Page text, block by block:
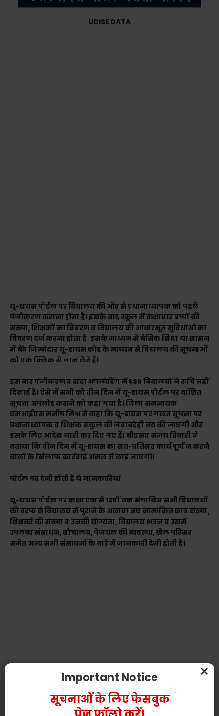
UDISE DATA
यू-डायस पोर्टल पर विद्यालय की ओर से प्रधानाध्यापक को पहले
पंजीकरण कराना होता है। इसके बाद स्कूल में कक्षावार बच्चों की
संख्या, शिक्षकों का विवरण व विद्यालय की आधारभूत सुविधाओं का
विवरण दर्ज करना होता है। इसके माध्यम से बेसिक शिक्षा या शासन
में बैठे जिम्मेदार यू-डायस कोड के माध्यम से विद्यालय की सूचनाओं
को एक क्लिक से जान लेते हैं।
इस बार पंजीकरण व डाटा अपलोडिंग में 539 विद्यालयों ने रुचि नहीं
दिखाई है। ऐसे में सभी को तीन दिन में यू-डायस पोर्टल पर वांछित
सूचना अपलोड कराने को कहा गया है। जिला समन्वयक
एमआईएस मनीष मिश्र ने कहा कि यू-डायस पर गलत सूचना पर
प्रधानाध्यापक व शिक्षक संकुल की जवाबदेही तय की जाएगी और
इसके लिए आदेश जारी कर दिए गए हैं। बीएसए संजय तिवारी ने
बताया कि तीन दिन में यू-डायस का शत-प्रतिशत कार्य पूर्ण न करने
वालों के खिलाफ कार्रवाई अमल में लाई जाएगी।
पोर्टल पर देनी होती हैं ये जानकारियां
यू-डायस पोर्टल पर कक्षा एक से 12वीं तक संचालित सभी विद्यालयों
की तरफ से विद्यालय में पुराने के अलावा नए नामांकित छात्र संख्या,
शिक्षकों की संख्या व उनकी योग्यता, विद्यालय भवन व उसमें
उपलब्ध संसाधन, शौचालय, पेजयल की व्यवस्था, खेल परिसर
समेत अन्य सभी संसाधनों के बारे में जानकारी देनी होती है।
×
Important Notice
सूचनाओं के लिए फेसबुक